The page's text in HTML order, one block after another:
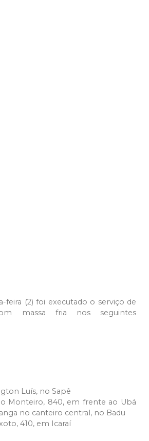
feira (2) foi executado o serviço de
massa fria nos seguintes
Luís, no Sapê
Monteiro, 840, em frente ao Ubá
no canteiro central, no Badu
410, em Icaraí